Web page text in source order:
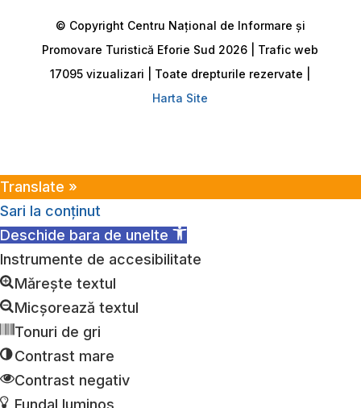
© Copyright Centru Național de Informare și
Promovare Turistică Eforie Sud 2026 | Trafic web
17095 vizualizari | Toate drepturile rezervate |
Harta Site
Translate »
Sari la conținut
Deschide bara de unelte
Instrumente de accesibilitate
Mărește textul
Micșorează textul
Tonuri de gri
Contrast mare
Contrast negativ
Fundal luminos